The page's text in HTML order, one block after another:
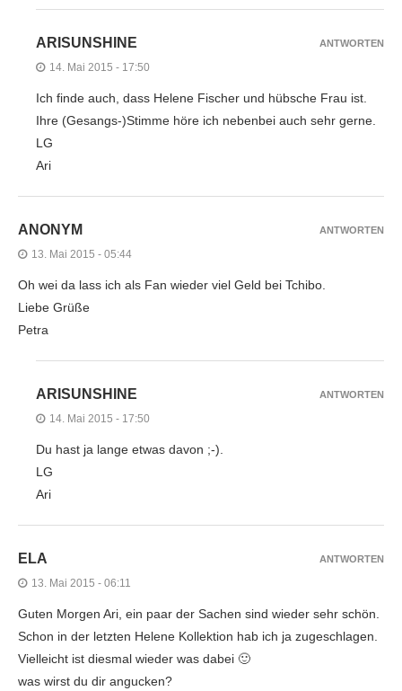
ARISUNSHINE
14. Mai 2015 - 17:50
Ich finde auch, dass Helene Fischer und hübsche Frau ist.
Ihre (Gesangs-)Stimme höre ich nebenbei auch sehr gerne.
LG
Ari
ANTWORTEN
ANONYM
13. Mai 2015 - 05:44
Oh wei da lass ich als Fan wieder viel Geld bei Tchibo.
Liebe Grüße
Petra
ANTWORTEN
ARISUNSHINE
14. Mai 2015 - 17:50
Du hast ja lange etwas davon ;-).
LG
Ari
ANTWORTEN
ELA
13. Mai 2015 - 06:11
Guten Morgen Ari, ein paar der Sachen sind wieder sehr schön.
Schon in der letzten Helene Kollektion hab ich ja zugeschlagen.
Vielleicht ist diesmal wieder was dabei 🙂
was wirst du dir angucken?
ANTWORTEN